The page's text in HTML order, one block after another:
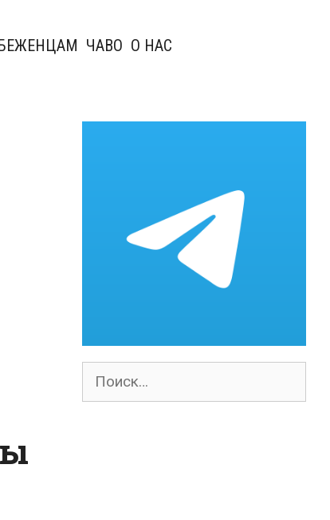
ЧАВО О НАС
Поиск